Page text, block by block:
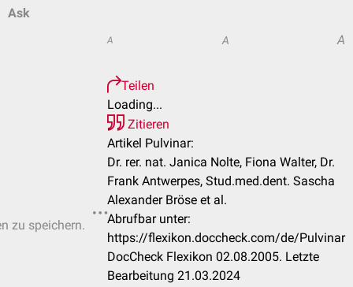
Ask
zu speichern.
A A A
Teilen
Loading...
Zitieren
Artikel Pulvinar:
Dr. rer. nat. Janica Nolte, Fiona Walter, Dr.
Frank Antwerpes, Stud.med.dent. Sascha
Alexander Bröse et al.
Abrufbar unter:
https://flexikon.doccheck.com/de/Pulvinar
DocCheck Flexikon 02.08.2005. Letzte
Bearbeitung 21.03.2024